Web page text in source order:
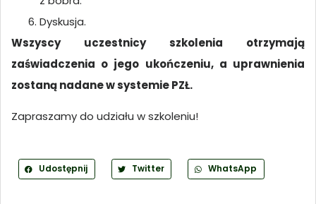
Dyskusja.
Wszyscy uczestnicy szkolenia otrzymają
zaświadczenia o jego ukończeniu, a uprawnienia
zostaną nadane w systemie PZŁ.
Zapraszamy do udziału w szkoleniu!
Udostępnij Twitter WhatsApp